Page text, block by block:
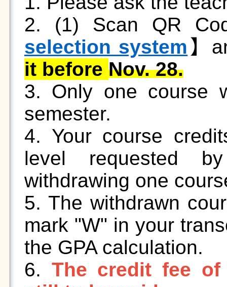
2. (1) Scan QR
selection system 】
it before Nov. 28.
3. Only one course
semester.
4. Your course
level requested
withdrawing one
5. The withdrawn
mark "W" in your
the GPA calculation.
6. The credit fee